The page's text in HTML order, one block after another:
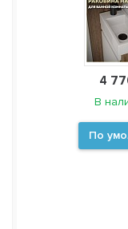
4
В
По